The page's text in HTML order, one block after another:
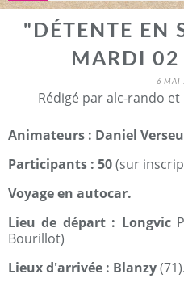
"DÉTENTE EN
MARDI
6 MAI
Rédigé par alc-rando
Animateurs : Daniel
Participants : 50(sur
Voyage en autocar.
Lieu de départ : Longvic
Bourillot)
Lieux d'arrivée : Blanzy(71).